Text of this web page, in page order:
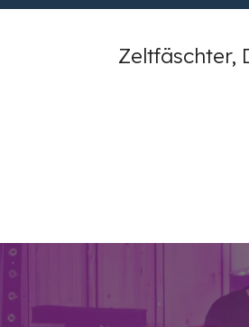
Zeltfäschter,